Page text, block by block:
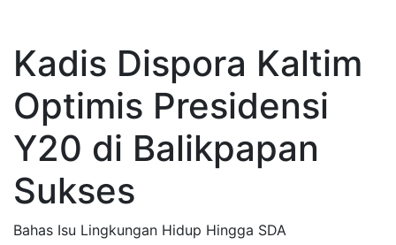
Kadis Dispora Kaltim
Optimis Presidensi
Y20 di Balikpapan
Sukses
Bahas Isu Lingkungan Hidup Hingga SDA